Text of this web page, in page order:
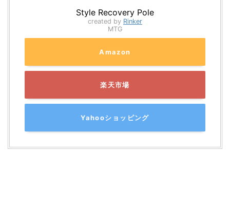
Style Recovery Pole
created by Rinker
MTG
Amazon
楽天市場
Yahooショッピング